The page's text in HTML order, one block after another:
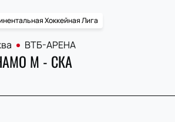
Хоккейная Лига
ВТБ-АРЕНА
М - СКА